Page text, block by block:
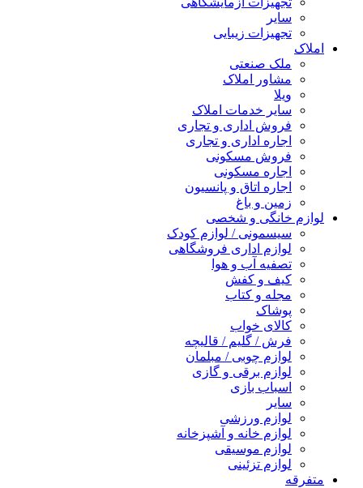
سایر
تجهیزات زیبایی
املاک
ملک صنعتی
مشاور املاک
ویلا
سایر خدمات املاک
فروش اداری و تجاری
اجاره اداری و تجاری
فروش مسکونی
اجاره مسکونی
اجاره اتاق و پانسیون
زمین و باغ
لوازم خانگی و شخصی
سیسمونی / لوازم کودک
لوازم اداری فروشگاهی
تصفیه آب و هوا
کیف و کفش
مجله و کتاب
پوشاک
کالای خواب
فرش / گلیم / قالیچه
لوازم چوبی / مبلمان
لوازم برقی و گازی
اسباب بازی
سایر
لوازم ورزشی
لوازم خانه و آشپزخانه
لوازم موسیقی
لوازم تزئینی
متفرقه